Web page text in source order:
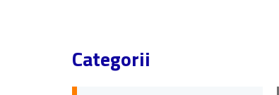
Categorii